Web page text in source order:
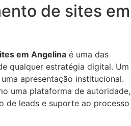
de sites em
em Angelina é uma das
qualquer estratégia digital. Um
apresentação institucional.
uma plataforma de autoridade,
de leads e suporte ao processo